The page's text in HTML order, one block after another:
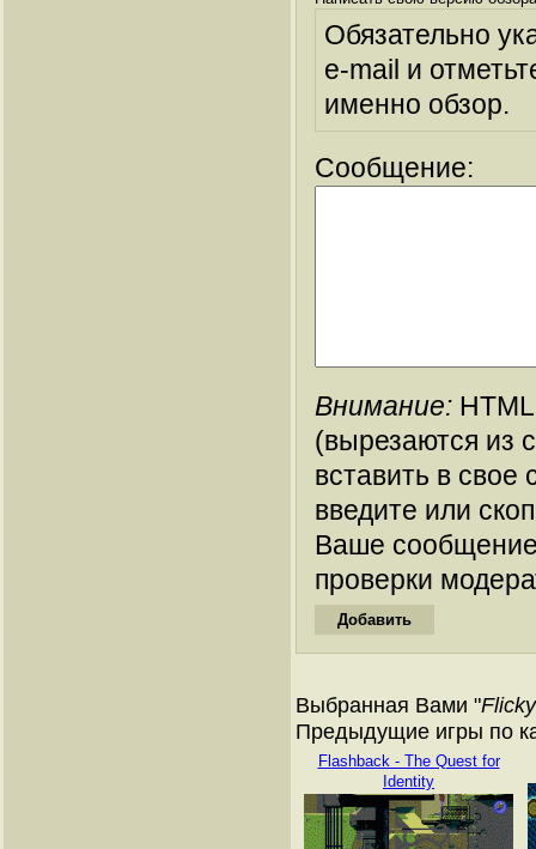
Обязательно
e-mail и
именно обзор.
Сообщение:
Внимание:
(вырезаются из
вставить в
введите или
Ваше
проверки
Выбранная Вами "Flicky
Предыдущие игры по
Flashback - The Quest for
Identity